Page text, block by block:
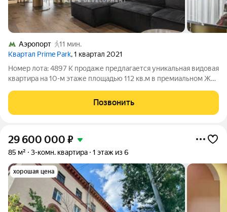
Аэропорт
11 мин.
Квартал Prime Park, 1 квартал 2021
Номер лота: 4897 К продаже предлагается уникальная видовая
квартира на 10-м этаже площадью 112 кв.м в премиальном ЖК
уже с порога. Дизайнерский ремонт, премиальная мебель и
техника высшего
Позвонить
29 600 000 ₽
85 м² 3-комн. квартира 1 этаж из 6
хорошая цена